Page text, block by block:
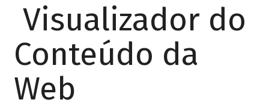
Visualizador do
Conteúdo da
Web